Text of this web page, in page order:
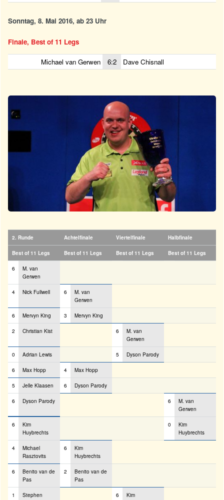
Sonntag, 8. Mai 2016, ab 23 Uhr
Finale, Best of 11 Legs
Michael van Gerwen 6:2 Dave Chisnall
2. Runde Achtelfinale Viertelfinale Halbfinale
Best of 11 Legs Best of 11 Legs Best of 11 Legs Best of 11 Legs
6
M. van
Gerwen
4 Nick Fullwell 6
M. van
Gerwen
6 Mervyn King 3 Mervyn King
2 Christian Kist 6
M. van
Gerwen
0 Adrian Lewis 5 Dyson Parody
6 Max Hopp 4 Max Hopp
5 Jelle Klaasen 6 Dyson Parody
6 Dyson Parody 6
M. van
Gerwen
6
Kim
Huybrechts
0
Kim
Huybrechts
4
Michael
Rasztovits
6
Kim
Huybrechts
6
Benito van de
Pas
2
Benito van de
Pas
1
Stephen
6
Kim